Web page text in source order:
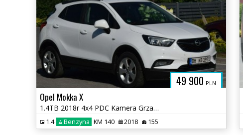
49 900 PLN
Opel Mokka X
1.4TB 2018r 4x4 PDC Kamera Grzane Fotele i Kierownica Sprowadzony
1.4 Benzyna KM 140 2018 155